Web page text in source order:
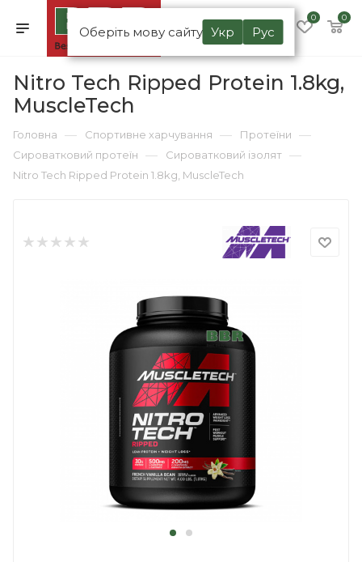
Оберіть мову сайту Укр Рус
0 0
Nitro Tech Ripped Protein 1.8kg,
MuscleTech
Головна — Спортивне харчування — Протеїни —
Сироватковий протеїн — Сироватковий ізолят —
Nitro Tech Ripped Protein 1.8kg, MuscleTech